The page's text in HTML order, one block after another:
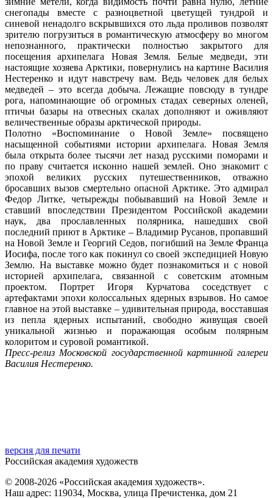
снегопады вместе с разноцветной цветущей тундрой и
синевой ненадолго вскрывшихся ото льда проливов позволят
зрителю погрузиться в романтическую атмосферу во многом
непознанного, практически полностью закрытого для
посещения архипелага Новая Земля. Белые медведи, эти
настоящие хозяева Арктики, повернулись на картине Василия
Нестеренко и идут навстречу вам. Ведь человек для белых
медведей – это всегда добыча. Лежащие повсюду в тундре
рога, напоминающие об огромных стадах северных оленей,
птичьи базары на отвесных скалах дополняют и оживляют
величественные образы арктической природы.
Полотно «Воспоминание о Новой Земле» посвящено
насыщенной событиями истории архипелага. Новая Земля
была открыта более тысячи лет назад русскими поморами и
по праву считается исконно нашей землей. Оно знакомит с
эпохой великих русских путешественников, отважно
бросавших вызов смертельно опасной Арктике. Это адмирал
Федор Литке, четырежды побывавший на Новой Земле и
ставший впоследствии Президентом Российской академии
наук, два прославленных полярника, нашедших свой
последний приют в Арктике – Владимир Русанов, пропавший
на Новой Земле и Георгий Седов, погибший на Земле Франца
Иосифа, после того как покинул со своей экспедицией Новую
Землю. На выставке можно будет познакомиться и с новой
историей архипелага, связанной с советским атомным
проектом. Портрет Игоря Курчатова соседствует с
артефактами эпохи колоссальных ядерных взрывов. Но самое
главное на этой выставке – удивительная природа, восставшая
из пепла ядерных испытаний, свободно живущая своей
уникальной жизнью и поражающая особым полярным
колоритом и суровой романтикой.
Пресс-релиз Московской государственной картинной галереи
Василия Нестеренко.
версия для печати
Российская академия художеств
© 2008-2026 «Российская академия художеств».
Наш адрес: 119034, Москва, улица Пречистенка, дом 21